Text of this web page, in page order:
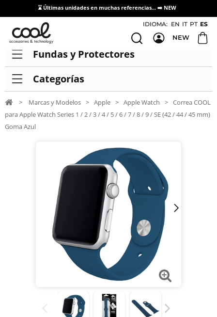
⌛ Últimas unidades en muchas referencias... ➡️ NEW
Acceso / Registro Distribuidores
IDIOMA: EN IT PT ES
NEW
Fundas y Protectores
Categorías
> Marcas y Modelos > Apple > Apple Watch > Correa COOL
para Apple Watch Series 1 / 2 / 3 / 4 / 5 / 6 / 7 / 8 / 9 / SE (42 / 44 / 45 mm)
Goma Azul